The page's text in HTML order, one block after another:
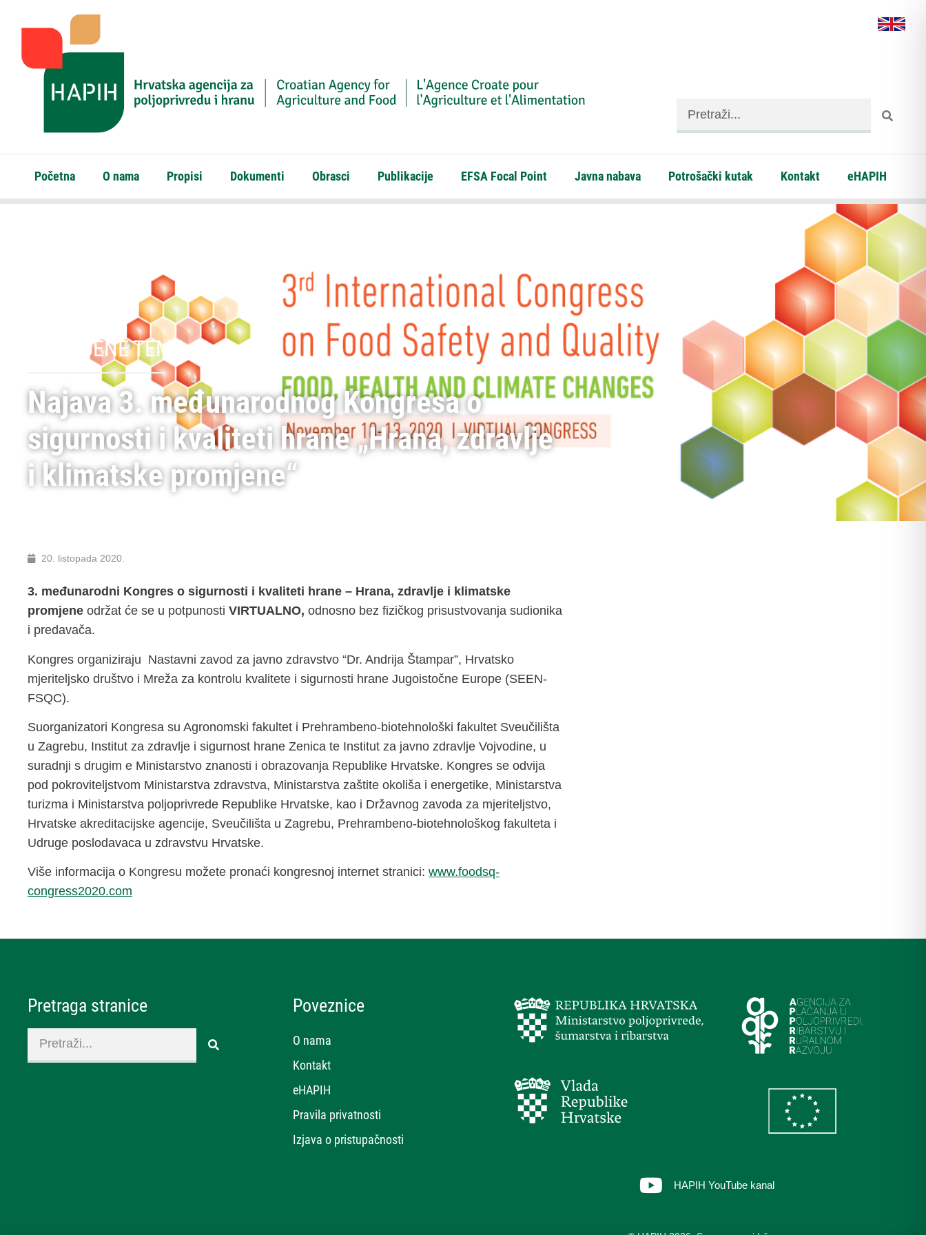
Početna O nama Propisi Dokumenti Obrasci Publikacije EFSA Focal Point Javna nabava Potrošački kutak Kontakt eHAPIH
IZDVOJENE TEME
Najava 3. međunarodnog Kongresa o
sigurnosti i kvaliteti hrane „Hrana, zdravlje
i klimatske promjene“
20. listopada 2020.
3. međunarodni Kongres o sigurnosti i kvaliteti hrane – Hrana, zdravlje i klimatske
promjene održat će se u potpunosti VIRTUALNO, odnosno bez fizičkog prisustvovanja sudionika
i predavača.
Kongres organiziraju Nastavni zavod za javno zdravstvo “Dr. Andrija Štampar”, Hrvatsko
mjeriteljsko društvo i Mreža za kontrolu kvalitete i sigurnosti hrane Jugoistočne Europe (SEEN-
FSQC).
Suorganizatori Kongresa su Agronomski fakultet i Prehrambeno-biotehnološki fakultet Sveučilišta
u Zagrebu, Institut za zdravlje i sigurnost hrane Zenica te Institut za javno zdravlje Vojvodine, u
suradnji s drugim e Ministarstvo znanosti i obrazovanja Republike Hrvatske. Kongres se odvija
pod pokroviteljstvom Ministarstva zdravstva, Ministarstva zaštite okoliša i energetike, Ministarstva
turizma i Ministarstva poljoprivrede Republike Hrvatske, kao i Državnog zavoda za mjeriteljstvo,
Hrvatske akreditacijske agencije, Sveučilišta u Zagrebu, Prehrambeno-biotehnološkog fakulteta i
Udruge poslodavaca u zdravstvu Hrvatske.
Više informacija o Kongresu možete pronaći kongresnoj internet stranici: www.foodsq-
congress2020.com
Pretraga stranice Poveznice
O nama
Kontakt
eHAPIH
Pravila privatnosti
Izjava o pristupačnosti
HAPIH YouTube kanal